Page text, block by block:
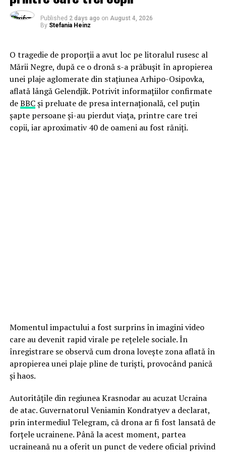
Published 2 days ago on August 4, 2026
By Stefania Heinz
O tragedie de proporții a avut loc pe litoralul rusesc al
Mării Negre, după ce o dronă s-a prăbușit în apropierea
unei plaje aglomerate din stațiunea Arhipo-Osipovka,
aflată lângă Gelendjik. Potrivit informațiilor confirmate
deBBCși preluate de presa internațională, cel puțin
șapte persoane și-au pierdut viața, printre care trei
copii, iar aproximativ 40 de oameni au fost răniți.
Momentul impactului a fost surprins în imagini video
care au devenit rapid virale pe rețelele sociale. În
înregistrare se observă cum drona lovește zona aflată în
apropierea unei plaje pline de turiști, provocând panică
și haos.
Autoritățile din regiunea Krasnodar au acuzat Ucraina
de atac. Guvernatorul Veniamin Kondratyev a declarat,
prin intermediul Telegram, că drona ar fi fost lansată de
forțele ucrainene. Până la acest moment, partea
ucraineană nu a oferit un punct de vedere oficial privind